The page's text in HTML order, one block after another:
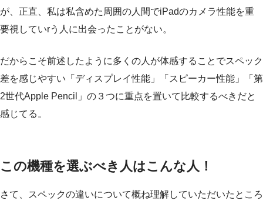
が、正直、私は私含めた周囲の人間でiPadのカメラ性能を重
要視していrう人に出会ったことがない。
だからこそ前述したように多くの人が体感することでスペック
差を感じやすい「ディスプレイ性能」「スピーカー性能」「第
2世代Apple Pencil」の３つに重点を置いて比較するべきだと
感じてる。
この機種を選ぶべき人はこんな人！
さて、スペックの違いについて概ね理解していただいたところ